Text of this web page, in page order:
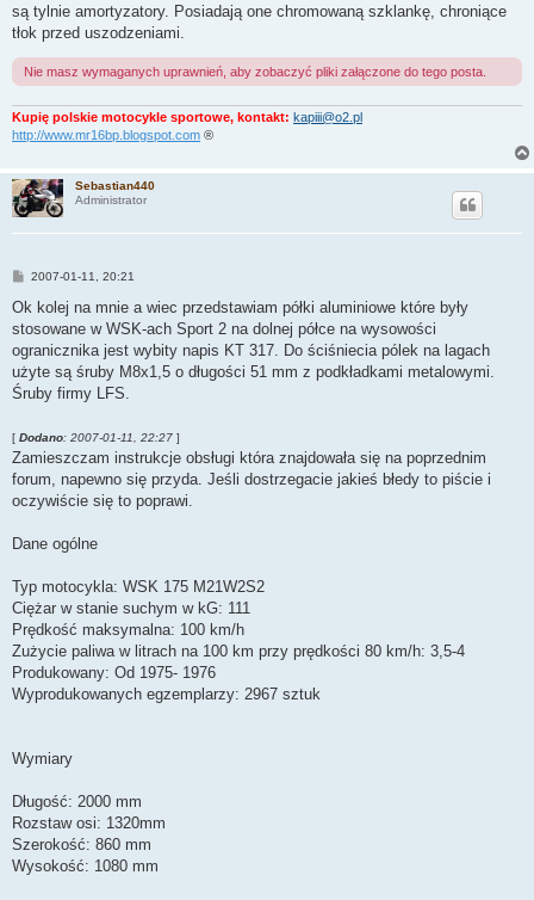
są tylnie amortyzatory. Posiadają one chromowaną szklankę, chroniące
tłok przed uszodzeniami.
Nie masz wymaganych uprawnień, aby zobaczyć pliki załączone do tego posta.
Kupię polskie motocykle sportowe, kontakt: kapiii@o2.pl
http://www.mr16bp.blogspot.com ®
Sebastian440
Administrator
P
s
2007-01-11, 20:21
Ok kolej na mnie a wiec przedstawiam półki aluminiowe które były
stosowane w WSK-ach Sport 2 na dolnej półce na wysowości
ogranicznika jest wybity napis KT 317. Do ściśniecia pólek na lagach
użyte są śruby M8x1,5 o długości 51 mm z podkładkami metalowymi.
Śruby firmy LFS.
[ Dodano: 2007-01-11, 22:27 ]
Zamieszczam instrukcje obsługi która znajdowała się na poprzednim
forum, napewno się przyda. Jeśli dostrzegacie jakieś błedy to piście i
oczywiście się to poprawi.
Dane ogólne
Typ motocykla: WSK 175 M21W2S2
Ciężar w stanie suchym w kG: 111
Prędkość maksymalna: 100 km/h
Zużycie paliwa w litrach na 100 km przy prędkości 80 km/h: 3,5-4
Produkowany: Od 1975- 1976
Wyprodukowanych egzemplarzy: 2967 sztuk
Wymiary
Długość: 2000 mm
Rozstaw osi: 1320mm
Szerokość: 860 mm
Wysokość: 1080 mm